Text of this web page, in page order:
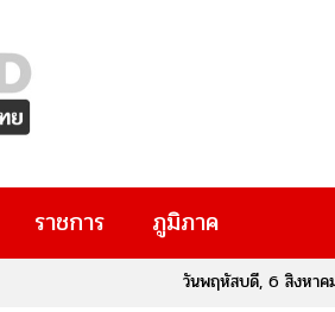
ราชการ ภูมิภาค
วันพฤหัสบดี, 6 สิงหา